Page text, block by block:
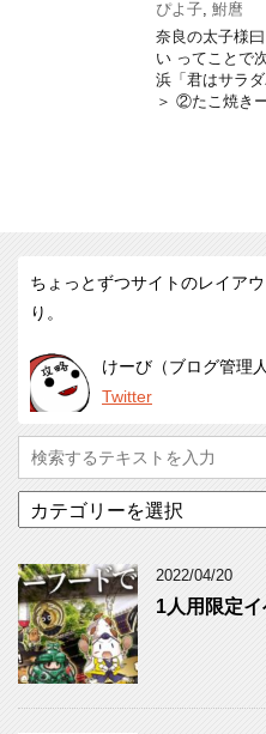
ぴよ子, 鮒麿
奈良の太子様
い ってことで
浜「君はサラ
＞ ②たこ焼き
ちょっとずつサイトのレイア
り。
けーび（ブログ管理人
Twitter
テ
リ
ー
2022/04/20
1人用限定イ